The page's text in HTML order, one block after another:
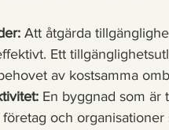
Att åtgärda
Ett
av kostsamma
En byggnad som är
och